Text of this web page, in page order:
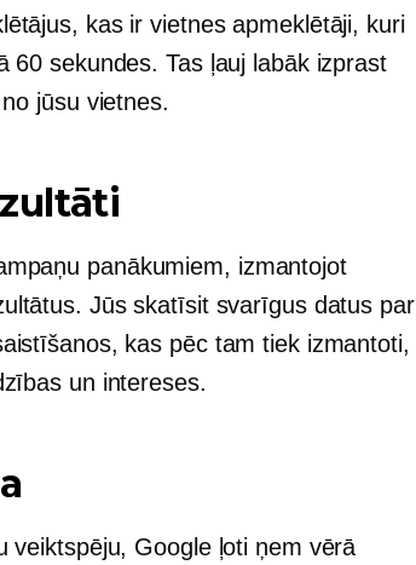
kas ir vietnes apmeklētāji, kuri
60 sekundes. Tas ļauj labāk izprast
jūsu vietnes.
panākumiem, izmantojot
Jūs skatīsit svarīgus datus par
kas pēc tam tiek izmantoti,
un intereses.
veiktspēju, Google ļoti ņem vērā